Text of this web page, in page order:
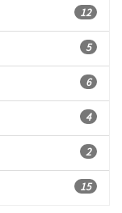
12
5
6
4
2
15